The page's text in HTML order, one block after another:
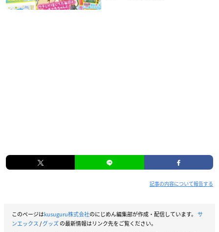
記事の内容について報告する
このページはkusuguru株式会社のにじめん編集部が作成・配信しています。 サ
ンエックス/グッズの最新情報はリンク先をご覧ください。